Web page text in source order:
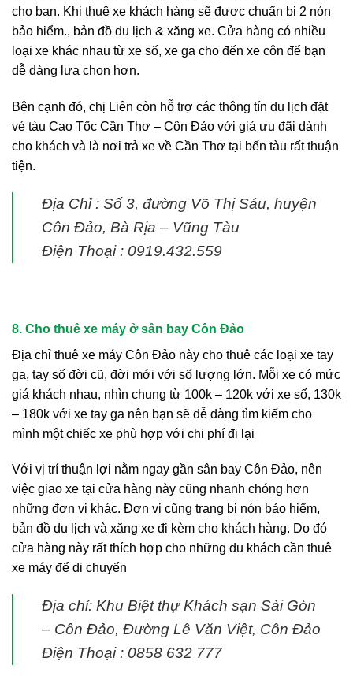
cho bạn. Khi thuê xe khách hàng sẽ được chuẩn bị 2 nón
bảo hiểm., bản đồ du lịch & xăng xe. Cửa hàng có nhiều
loại xe khác nhau từ xe số, xe ga cho đến xe côn để bạn
dễ dàng lựa chọn hơn.
Bên cạnh đó, chị Liên còn hỗ trợ các thông tín du lịch đặt
vé tàu Cao Tốc Cần Thơ – Côn Đảo với giá ưu đãi dành
cho khách và là nơi trả xe về Cần Thơ tại bến tàu rất thuận
tiện.
Địa Chỉ : Số 3, đường Võ Thị Sáu, huyện
Côn Đảo, Bà Rịa – Vũng Tàu
Điện Thoại : 0919.432.559
8. Cho thuê xe máy ở sân bay Côn Đảo
Địa chỉ thuê xe máy Côn Đảo này cho thuê các loại xe tay
ga, tay số đời cũ, đời mới với số lượng lớn. Mỗi xe có mức
giá khách nhau, nhìn chung từ 100k – 120k với xe số, 130k
– 180k với xe tay ga nên bạn sẽ dễ dàng tìm kiếm cho
mình một chiếc xe phù hợp với chi phí đi lại
Với vị trí thuận lợi nằm ngay gần sân bay Côn Đảo, nên
việc giao xe tại cửa hàng này cũng nhanh chóng hơn
những đơn vị khác. Đơn vị cũng trang bị nón bảo hiểm,
bản đồ du lịch và xăng xe đi kèm cho khách hàng. Do đó
cửa hàng này rất thích hợp cho những du khách cần thuê
xe máy để di chuyển
Địa chỉ: Khu Biệt thự Khách sạn Sài Gòn
– Côn Đảo, Đường Lê Văn Việt, Côn Đảo
Điện Thoại : 0858 632 777